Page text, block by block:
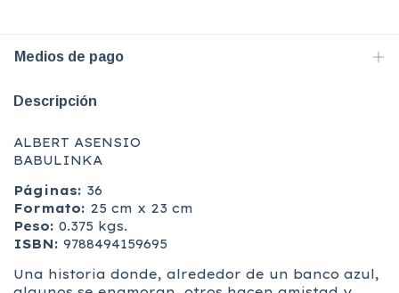
Medios de pago
Descripción
ALBERT ASENSIO
BABULINKA
Páginas: 36
Formato: 25 cm x 23 cm
Peso: 0.375 kgs.
ISBN: 9788494159695
Una historia donde, alrededor de un banco azul,